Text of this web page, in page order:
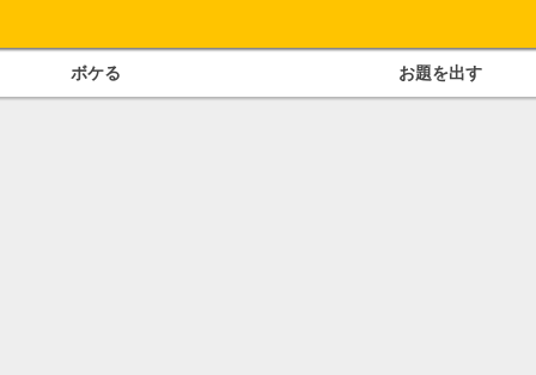
ボケる お題を出す